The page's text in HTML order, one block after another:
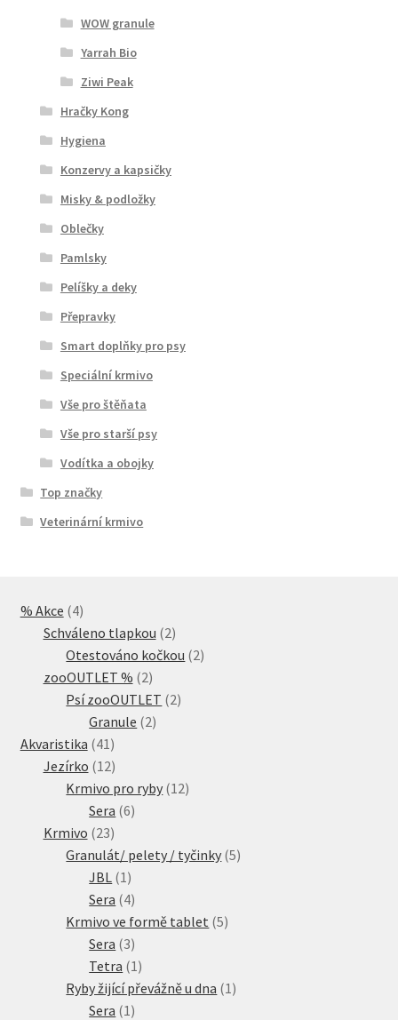
WOW granule
Yarrah Bio
Ziwi Peak
Hračky Kong
Hygiena
Konzervy a kapsičky
Misky & podložky
Oblečky
Pamlsky
Pelíšky a deky
Přepravky
Smart doplňky pro psy
Speciální krmivo
Vše pro štěňata
Vše pro starší psy
Vodítka a obojky
Top značky
Veterinární krmivo
% Akce 44
produkty
Schváleno tlapkou 22
produkty
Otestováno kočkou 22
zooOUTLET % 22
produkty
Psí zooOUTLET 22
Granule 22
Akvaristika 41 41
produktů
Jezírko 1212
produktů
Krmivo pro ryby 1212
Sera 66
Krmivo 2323
produktů
Granulát/ pelety / tyčinky 55
JBL 1 1
produkt
Sera 44
produkty
Krmivo ve formě tablet 55
Sera 33
produkty
Tetra 1 1
produkt
Ryby žijící převážně u dna 1 1
Sera 1 1